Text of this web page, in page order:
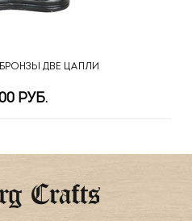
ДВЕ ЦАПЛИ
РУБ.